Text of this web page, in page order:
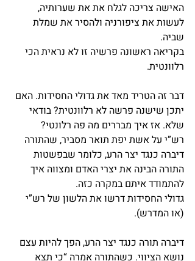
האישה צריכה לגלח את את שערותיה,
לעשות את ציפורניה ולהסיר את שמלת
שביה.
בקריאה ראשונה פרשיה זו לא נראית הכי
רלוונטית.
דבר זה הטריד מאד את גדולי החסידות. האם
יתכן שישנה פרשה לא רלוונטית? בודאי
שלא. אז איך מבררים מה פה רלונטי?
רש”י על אשת יפת תואר מסביר, שהתורה
דיברה כנגד יצר הרע, כלומר שבפשטות
התורה הבינה את יצרי האדם ומצווה איך
להתמודד איתם במקרה כזה.
גדולי החסידות דרשו את הלשון של רש”י
(או המדרש).
דיברה תורה כנגד יצר הרע, הפך להיות עצם
נושא הציווי. כשהתורה אמרה “כי תצא